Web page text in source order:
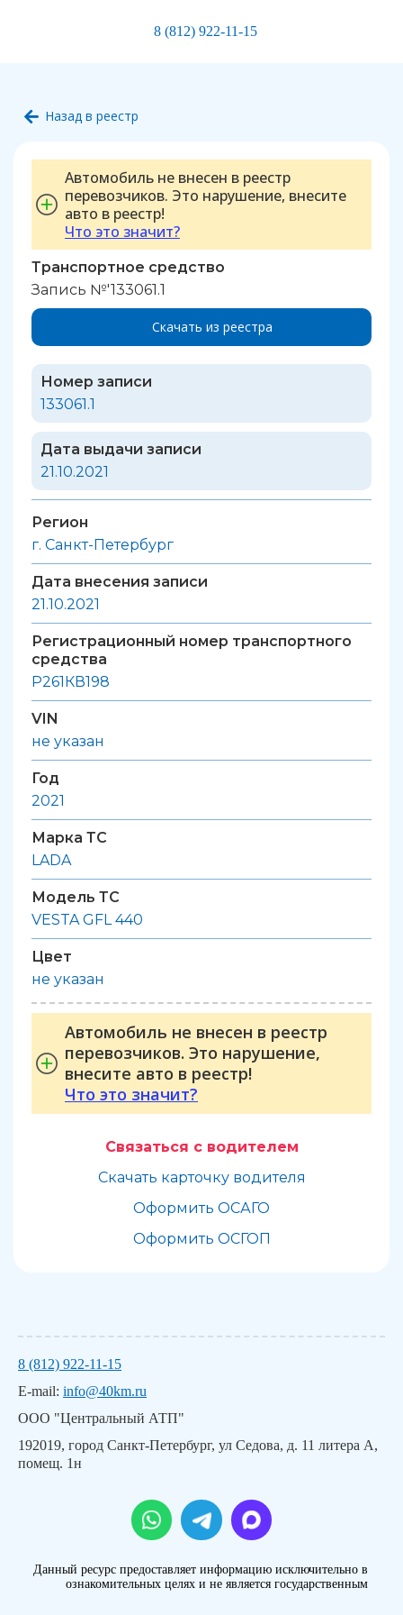
8 (812) 922-11-15
Назад в реестр
Автомобиль не внесен в реестр
перевозчиков. Это нарушение, внесите
авто в реестр!
Что это значит?
Транспортное средство
Запись №'133061.1
Скачать из реестра
Номер записи
133061.1
Дата выдачи записи
21.10.2021
Регион
г. Санкт-Петербург
Дата внесения записи
21.10.2021
Регистрационный номер транспортного
средства
Р261КВ198
VIN
не указан
Год
2021
Марка ТС
LADA
Модель ТС
VESTA GFL 440
Цвет
не указан
Автомобиль не внесен в реестр
перевозчиков. Это нарушение,
внесите авто в реестр!
Что это значит?
Связаться с водителем
Скачать карточку водителя
Оформить ОСАГО
Оформить ОСГОП
8 (812) 922-11-15
E-mail: info@40km.ru
ООО "Центральный АТП"
192019, город Санкт-Петербург, ул Седова, д. 11 литера А,
помещ. 1н
Данный ресурс предоставляет информацию исключительно в
ознакомительных целях и не является государственным